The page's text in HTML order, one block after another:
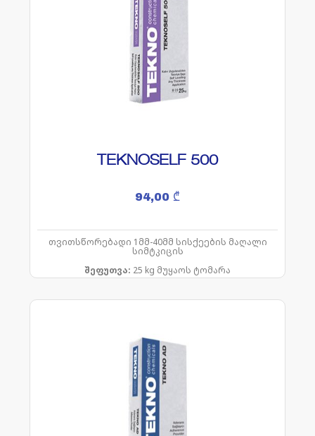
TEKNOSELF 500
94,00 ₾
თვითსწორებადი 1მმ-40მმ სისქეების მაღალი
სიმტკიცის
შეფუთვა: 25 kg მუყაოს ტომარა